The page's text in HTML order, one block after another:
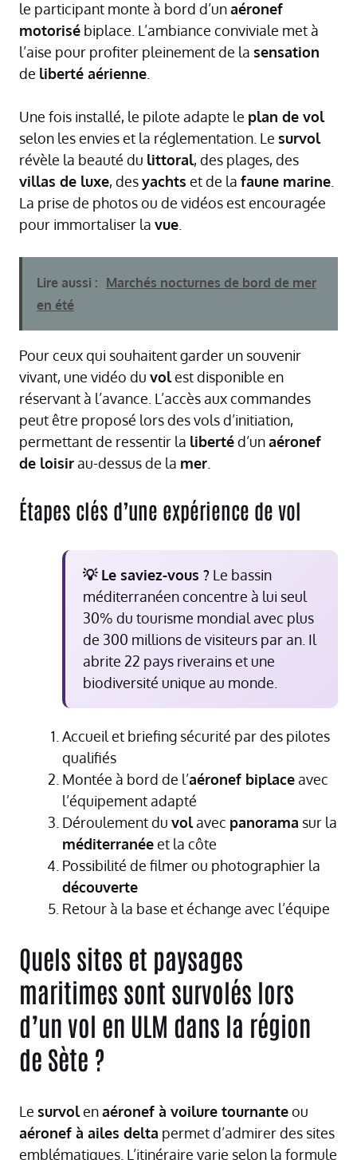
le participant monte à bord d’unaéronef
motorisé biplace. L’ambiance conviviale met à
l’aise pour profiter pleinement de la sensation
de liberté aérienne.
Une fois installé, le pilote adapte le plan de vol
selon les envies et la réglementation. Le survol
révèle la beauté du littoral, des plages, des
villas de luxe, desyachts et de la faune marine.
La prise de photos ou de vidéos est encouragée
pour immortaliser la vue.
Lire aussi : Marchés nocturnes de bord de mer
en été
Pour ceux qui souhaitent garder un souvenir
vivant, une vidéo du volest disponible en
réservant à l’avance. L’accès aux commandes
peut être proposé lors des vols d’initiation,
permettant de ressentir la libertéd’unaéronef
de loisirau-dessus de la mer.
Étapes clés d’une expérience de vol
💡 Le saviez-vous ? Le bassin
méditerranéen concentre à lui seul
30% du tourisme mondial avec plus
de 300 millions de visiteurs par an. Il
abrite 22 pays riverains et une
biodiversité unique au monde.
Accueil et briefing sécurité par des pilotes
qualifiés
Montée à bord de l’aéronef biplaceavec
l’équipement adapté
Déroulement du volavec panorama sur la
méditerranéeet la côte
Possibilité de filmer ou photographier la
découverte
Retour à la base et échange avec l’équipe
Quels sites et paysages
maritimes sont survolés lors
d’un vol en ULM dans la région
de Sète ?
Le survolenaéronef à voilure tournanteou
aéronef à ailes delta permet d’admirer des sites
emblématiques. L’itinéraire varie selon la formule